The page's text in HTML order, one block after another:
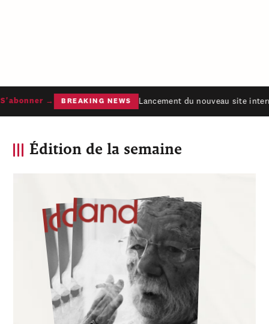
→ BREAKING NEWS Lancement du nouveau site
Édition de la semaine